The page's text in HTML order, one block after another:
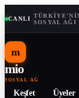
CANLI ·SOSYAL AĞI
m
mio
SOSYAL AĞ
Keşfet Üyeler